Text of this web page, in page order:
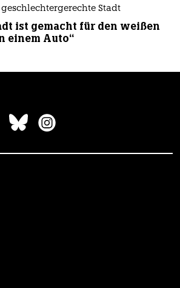
Stadt
ist gemacht für den weißen
einem Auto“